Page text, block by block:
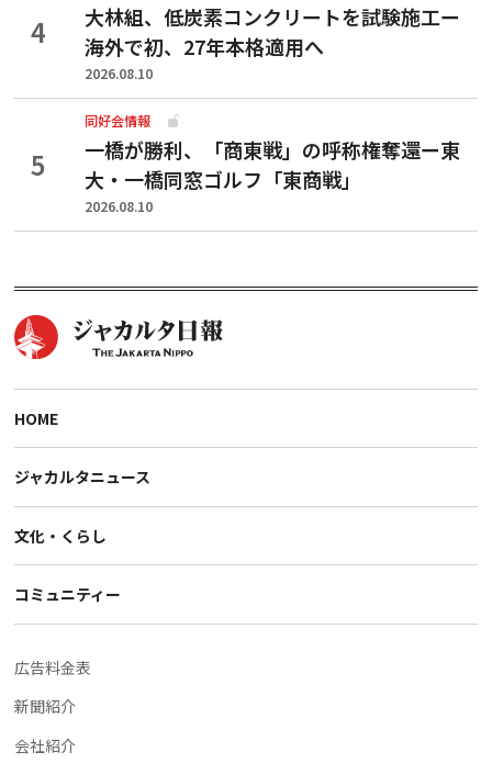
大林組、低炭素コンクリートを試験施工ー
海外で初、27年本格適用へ
2026.08.10
同好会情報
一橋が勝利、「商東戦」の呼称権奪還ー東
大・一橋同窓ゴルフ「東商戦」
2026.08.10
HOME
ジャカルタニュース
文化・くらし
コミュニティー
広告料金表
新聞紹介
会社紹介